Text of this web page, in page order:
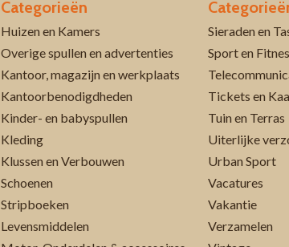
Categorieën
Huizen en Kamers
Overige spullen en advertenties
Kantoor, magazijn en werkplaats
Kantoorbenodigdheden
Kinder- en babyspullen
Kleding
Klussen en Verbouwen
Schoenen
Stripboeken
Levensmiddelen
Sieraden en
Sport en
Tickets en
Tuin en Terras
Uiterlijke
Urban Sport
Vacatures
Vakantie
Verzamelen